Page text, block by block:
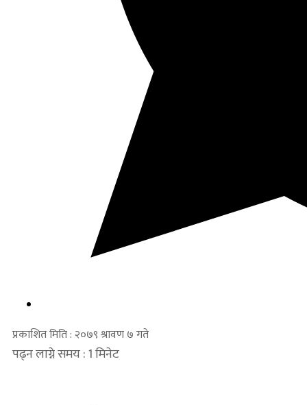
प्रकाशित मिति : २०७९ श्रावण ७ गते
पढ्न लाग्ने समय : 1 मिनेट